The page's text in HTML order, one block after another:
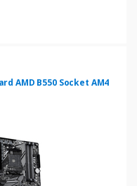
AMD B550 Socket AM4